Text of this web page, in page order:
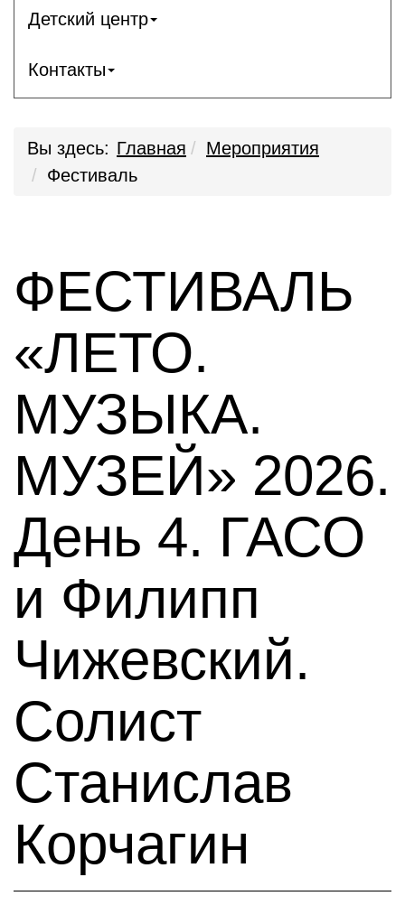
Детский центр
Контакты
Вы здесь: Главная
Мероприятия
Фестиваль
ФЕСТИВАЛЬ
«ЛЕТО.
МУЗЫКА.
МУЗЕЙ» 2026.
День 4. ГАСО
и Филипп
Чижевский.
Солист
Станислав
Корчагин